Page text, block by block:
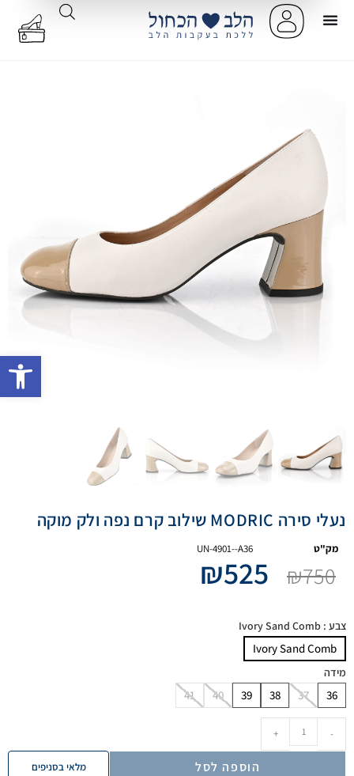
נעלי סירה MODRIC שילוב קרם נפה ולק מוקה
מק"ט UN-4901--A36
₪750
₪525
צבע : Ivory Sand Comb
Ivory Sand Comb
מידה
36
37
38
39
40
41
-
+
הוספה לסל מלאי בסניפים